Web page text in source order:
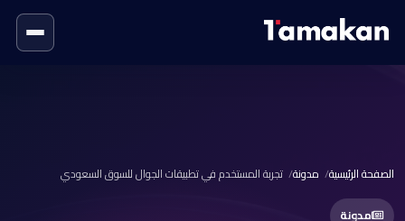
الصفحة الرئيسية مدونة تجربة المستخدم في تطبيقات الجوال للسوق السعودي
مدونة